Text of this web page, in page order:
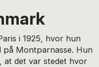
i 1925, hvor hun
på Montparnasse. Hun
at det var stedet hvor